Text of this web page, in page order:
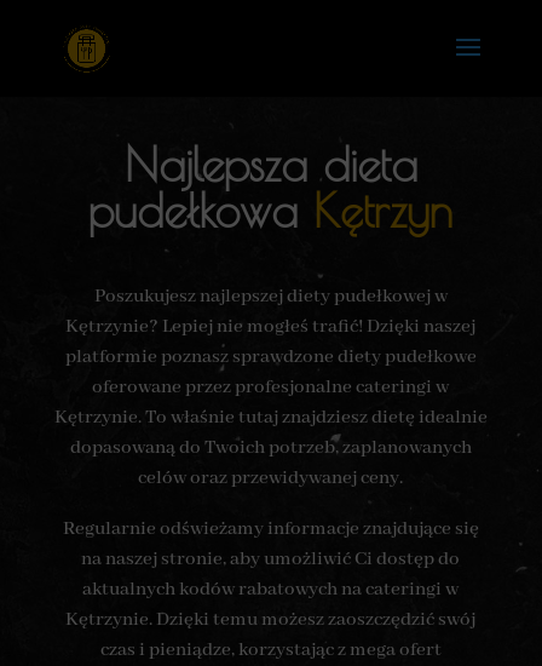
Najlepsza dieta
pudełkowa Kętrzyn
Poszukujesz najlepszej diety pudełkowej w
Kętrzynie? Lepiej nie mogłeś trafić! Dzięki naszej
platformie poznasz sprawdzone diety pudełkowe
oferowane przez profesjonalne cateringi w
Kętrzynie. To właśnie tutaj znajdziesz dietę idealnie
dopasowaną do Twoich potrzeb, zaplanowanych
celów oraz przewidywanej ceny.
Regularnie odświeżamy informacje znajdujące się
na naszej stronie, aby umożliwić Ci dostęp do
aktualnych kodów rabatowych na cateringi w
Kętrzynie. Dzięki temu możesz zaoszczędzić swój
czas i pieniądze, korzystając z mega ofert